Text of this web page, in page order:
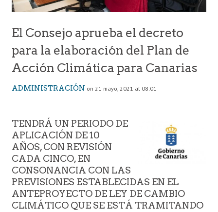
El Consejo aprueba el decreto
para la elaboración del Plan de
Acción Climática para Canarias
ADMINISTRACIÓN on 21 mayo, 2021 at 08:01
TENDRÁ UN PERIODO DE
APLICACIÓN DE 10
AÑOS, CON REVISIÓN
CADA CINCO, EN
CONSONANCIA CON LAS
PREVISIONES ESTABLECIDAS EN EL
ANTEPROYECTO DE LEY DE CAMBIO
CLIMÁTICO QUE SE ESTÁ TRAMITANDO